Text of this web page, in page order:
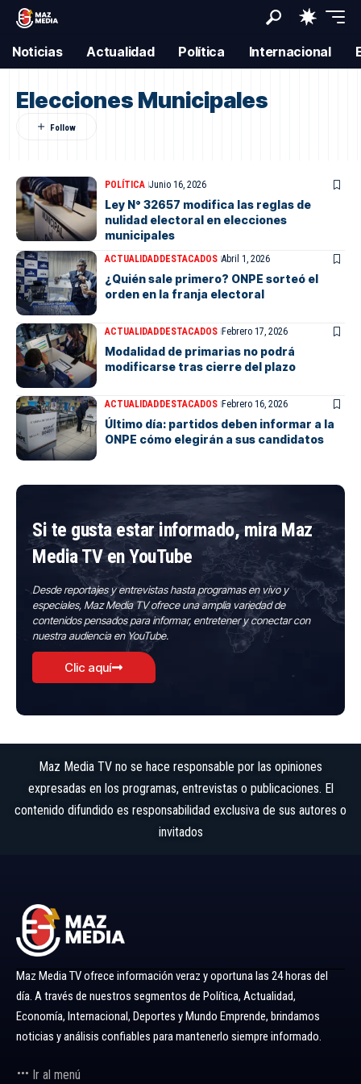
Noticias Actualidad Política Internacional
Elecciones Municipales
POLÍTICA Junio 16, 2026
Ley N° 32657 modifica las reglas de
nulidad electoral en elecciones
municipales
ACTUALIDADDESTACADOS Abril 1, 2026
¿Quién sale primero? ONPE sorteó el
orden en la franja electoral
ACTUALIDADDESTACADOS Febrero 17, 2026
Modalidad de primarias no podrá
modificarse tras cierre del plazo
ACTUALIDADDESTACADOS Febrero 16, 2026
Último día: partidos deben informar a la
ONPE cómo elegirán a sus candidatos
Si te gusta estar informado, mira Maz
Media TV en YouTube
Desde reportajes y entrevistas hasta programas en vivo y
especiales, Maz Media TV ofrece una amplia variedad de
contenidos pensados para informar, entretener y conectar con
nuestra audiencia en YouTube.
Clic aquí
Maz Media TV no se hace responsable por las opiniones
expresadas en los programas, entrevistas o publicaciones. El
contenido difundido es responsabilidad exclusiva de sus autores o
invitados
Maz Media TV ofrece información veraz y oportuna las 24 horas del
día. A través de nuestros segmentos de Política, Actualidad,
Economía, Internacional, Deportes y Mundo Emprende, brindamos
noticias y análisis confiables para mantenerlo siempre informado.
Ir al menú